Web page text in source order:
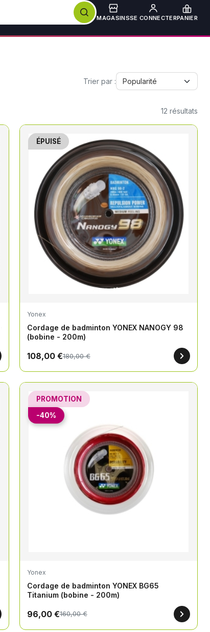
MAGASINSSE CONNECTERPANIER
Trier par :
12 résultats
ÉPUISÉ
Yonex
Cordage de badminton YONEX NANOGY 98
(bobine - 200m)
108,00 €180,00 €
PROMOTION
-40%
Yonex
Cordage de badminton YONEX BG65
Titanium (bobine - 200m)
96,00 €160,00 €